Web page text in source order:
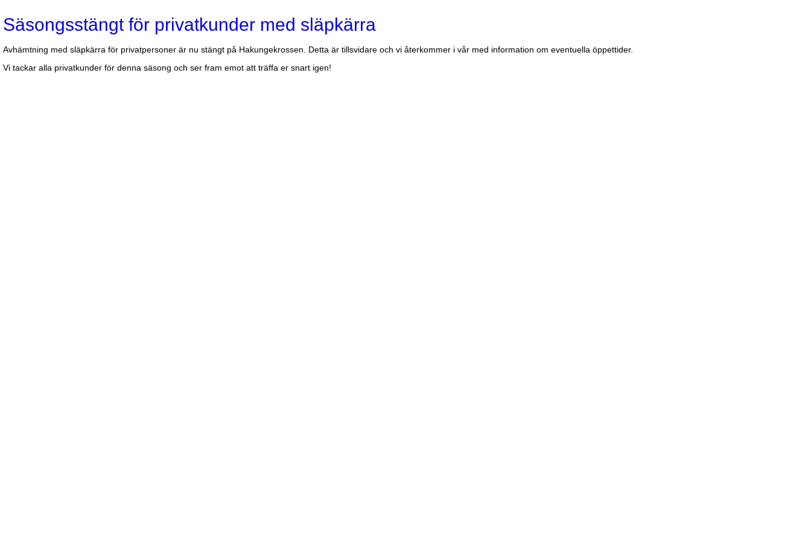
Säsongsstängt för privatkunder med släpkärra
Avhämtning med släpkärra för privatpersoner är nu stängt på Hakungekrossen. Detta är tillsvidare och vi återkommer i vår med information om eventuella öppettider.
Vi tackar alla privatkunder för denna säsong och ser fram emot att träffa er snart igen!